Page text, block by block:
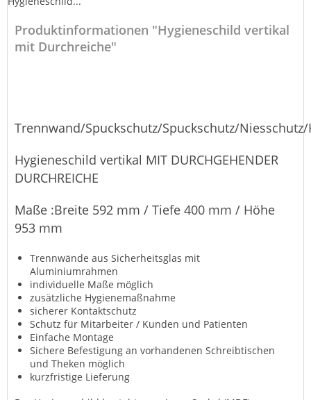
Produktinformationen "Hygieneschild vertikal
mit Durchreiche"
Trennwand/Spuckschutz/Spuckschutz/
Hygieneschild vertikal MIT DURCHGEHENDER
DURCHREICHE
Maße :Breite 592 mm / Tiefe 400 mm / Höhe
953 mm
Trennwände aus Sicherheitsglas mit
Aluminiumrahmen
individuelle Maße möglich
zusätzliche Hygienemaßnahme
sicherer Kontaktschutz
Schutz für Mitarbeiter / Kunden und Patienten
Einfache Montage
Sichere Befestigung an vorhandenen Schreibtischen
und Theken möglich
kurzfristige Lieferung